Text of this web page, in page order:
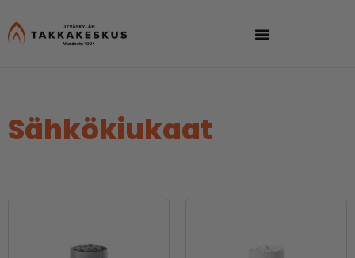
Sähkökiukaat